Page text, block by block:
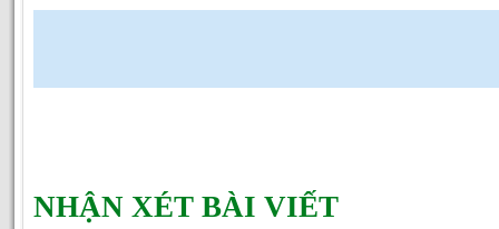
NHẬN XÉT BÀI VIẾT